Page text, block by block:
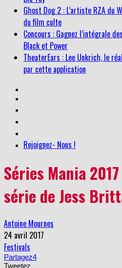
Ghost Dog 2 : L’artiste RZA du
du film culte
Concours : Gagnez l’intégrale
Black et Power
TheaterEars : Lee Unkrich, le
par cette application
Rejoignez- Nous !
Séries Mania
série de Jess
Antoine Mournes
24 avril 2017
Festivals
Partagez4
Tweetez